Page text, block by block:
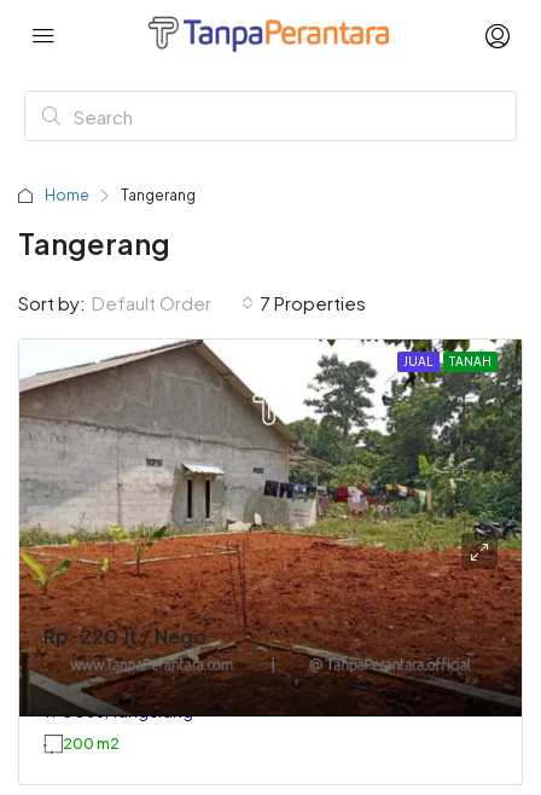
Home Tangerang
Tangerang
7 Properties
Sort by: Default Order
JUAL TANAH
Rp. 220 Jt / Nego
Dijual Tanah Di Cisauk Tangerang
TP0068, Tangerang
200 m2